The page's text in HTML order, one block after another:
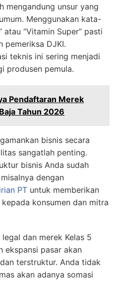
mengandung unsur yang
Menggunakan kata-
“Vitamin Super” pasti
pemeriksa DJKI.
teknis ini sering menjadi
produsen pemula.
Pendaftaran Merek
Tahun 2026
bisnis secara
sangatlah penting.
bisnis Anda sudah
dengan
PT untuk memberikan
konsumen dan mitra
dan merek Kelas 5
ekspansi pasar akan
terstruktur. Anda tidak
akan adanya somasi